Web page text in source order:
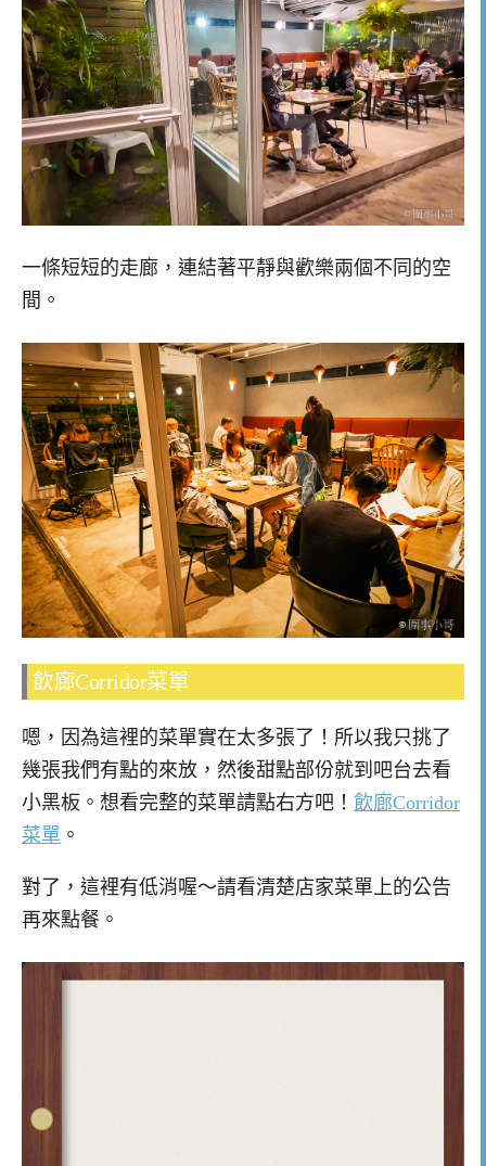
一條短短的走廊，連結著平靜與歡樂兩個不同的空
間。
飲廊Corridor菜單
嗯，因為這裡的菜單實在太多張了！所以我只挑了
幾張我們有點的來放，然後甜點部份就到吧台去看
小黑板。想看完整的菜單請點右方吧！ 飲廊Corridor
菜單 。
對了，這裡有低消喔～請看清楚店家菜單上的公告
再來點餐。